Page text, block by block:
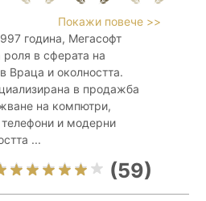
Покажи повече >>
година, Мегасофт
в сферата на
Враца и околността.
в продажба
на компютри,
и модерни
...
(59)